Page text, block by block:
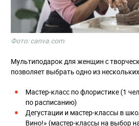
Фото: canva.com
Мультиподарок для женщин с
позволяет выбрать одно из
Мастер-класс по флористике (1
по расписанию)
Дегустации и мастер-классы в
Вино!» (мастер-классы на выбор